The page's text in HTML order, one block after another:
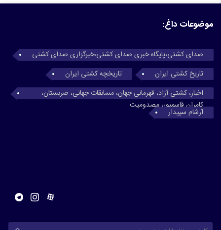
موضوعات داغ:
صدای کشتی،پایگاه خبری صدای کشتی،خبرگزاری صدای کشتی
تاریخ کشتی ایران
تاریخچه کشتی ایران
اخبار، کشتی آزاد، قهرمانی جهان، مسابقات جهانی، صربستان،
کامران قاسمپور، مصدومیت
آرشام سپیدار